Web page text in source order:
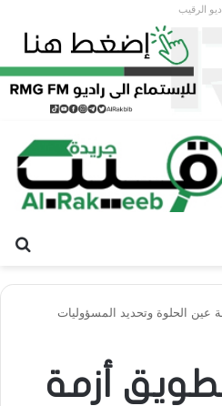
الرقيب
الحلوة وتحديد المسؤوليات
أزمة